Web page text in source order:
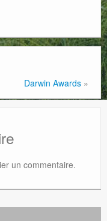
Darwin Awards »
un commentaire.